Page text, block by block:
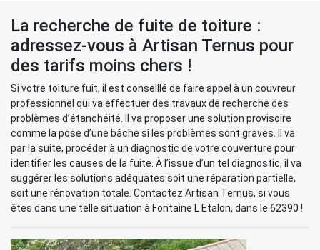
La recherche de fuite de toiture :
adressez-vous à Artisan Ternus pour
des tarifs moins chers !
Si votre toiture fuit, il est conseillé de faire appel à un couvreur
professionnel qui va effectuer des travaux de recherche des
problèmes d’étanchéité. Il va proposer une solution provisoire
comme la pose d’une bâche si les problèmes sont graves. Il va
par la suite, procéder à un diagnostic de votre couverture pour
identifier les causes de la fuite. À l’issue d’un tel diagnostic, il va
suggérer les solutions adéquates soit une réparation partielle,
soit une rénovation totale. Contactez Artisan Ternus, si vous
êtes dans une telle situation à Fontaine L Etalon, dans le 62390 !